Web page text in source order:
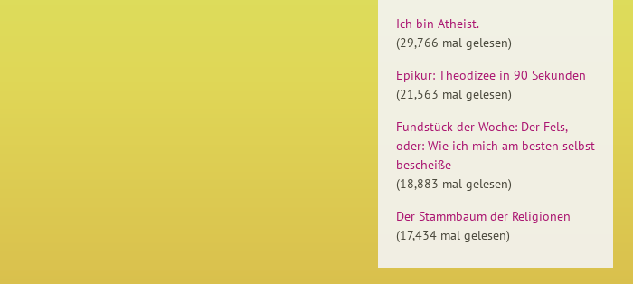
Ich bin Atheist.
(29,766 mal gelesen)
Epikur: Theodizee in 90 Sekunden
(21,563 mal gelesen)
Fundstück der Woche: Der Fels,
oder: Wie ich mich am besten selbst
bescheiße
(18,883 mal gelesen)
Der Stammbaum der Religionen
(17,434 mal gelesen)